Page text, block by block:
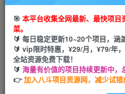
会员免费
您当前未登录！建
🎯 本平台收集全网最新、最快项
菜。
🔰 每日稳定更新10~20个项目，涵
🔰 vip限时特惠，¥29/月，¥79/年
全站资源免费下载！
🔰 海量有价值的项目持续更新中，
👉加入八斗项目资源网，减少试错